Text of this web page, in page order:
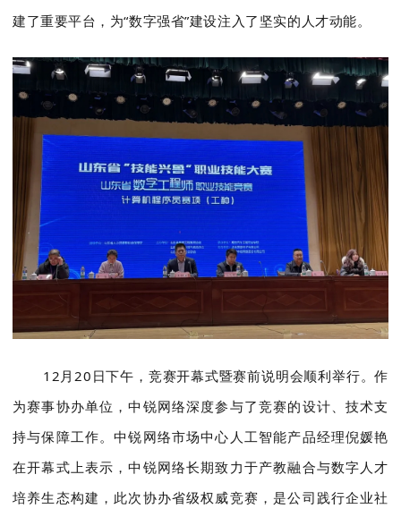
建了重要平台 ，为“数字强省”建设注入了坚实的人才动能。
12月20日下午，竞赛开幕式暨赛前说明会顺利举行。作
为赛事协办单位，中锐网络深度参与了竞赛的设计、技术支
持与保障工作。中锐网络市场中心人工智能产品经理倪媛艳
在开幕式上表示，中锐网络长期致力于产教融合与数字人才
培养生态构建，此次协办省级权威竞赛，是公司践行企业社